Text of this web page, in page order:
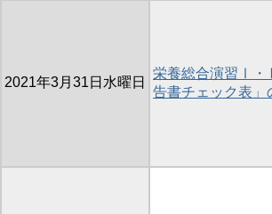
2021年3月31日水曜日
栄養総合演習Ⅰ・
告書チェック表」